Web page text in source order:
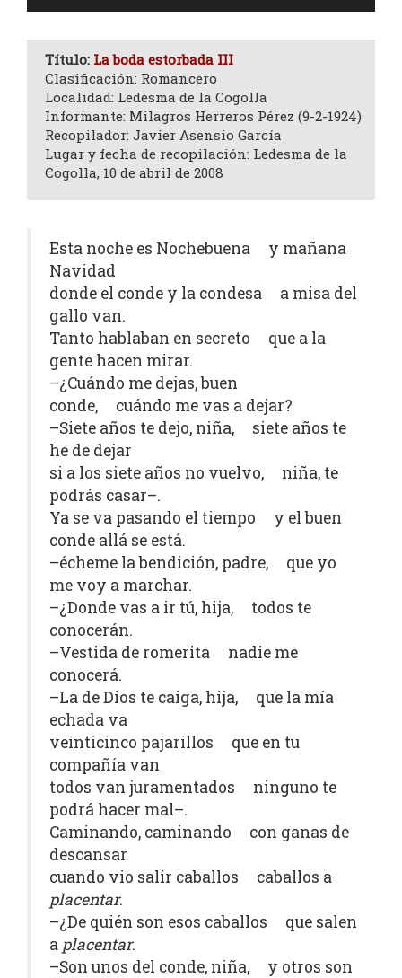
Título: La boda estorbada III
Clasificación: Romancero
Localidad: Ledesma de la Cogolla
Informante: Milagros Herreros Pérez (9-2-1924)
Recopilador: Javier Asensio García
Lugar y fecha de recopilación: Ledesma de la
Cogolla, 10 de abril de 2008
Esta noche es Nochebuena y mañana
Navidad
donde el conde y la condesa a misa del
gallo van.
Tanto hablaban en secreto que a la
gente hacen mirar.
–¿Cuándo me dejas, buen
conde, cuándo me vas a dejar?
–Siete años te dejo, niña, siete años te
he de dejar
si a los siete años no vuelvo, niña, te
podrás casar–.
Ya se va pasando el tiempo y el buen
conde allá se está.
–écheme la bendición, padre, que yo
me voy a marchar.
–¿Donde vas a ir tú, hija, todos te
conocerán.
–Vestida de romerita nadie me
conocerá.
–La de Dios te caiga, hija, que la mía
echada va
veinticinco pajarillos que en tu
compañía van
todos van juramentados ninguno te
podrá hacer mal–.
Caminando, caminando con ganas de
descansar
cuando vio salir caballos caballos a
placentar.
–¿De quién son esos caballos que salen
a placentar.
–Son unos del conde, niña, y otros son